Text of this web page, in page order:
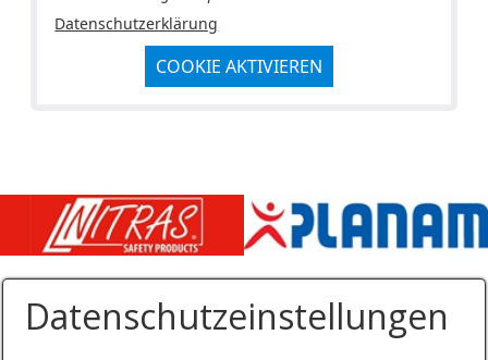
Datenschutzerklärung
COOKIE AKTIVIEREN
Datenschutzeinstellungen